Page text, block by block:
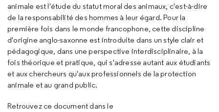
animale est l'étude du statut moral des animaux, c'est-à-dire
de la responsabilité des hommes à leur égard. Pour la
première fois dans le monde francophone, cette discipline
d'origine anglo-saxonne est introduite dans un style clair et
pédagogique, dans une perspective interdisciplinaire, à la
fois théorique et pratique, qui s'adresse autant aux étudiants
et aux chercheurs qu'aux professionnels de la protection
animale et au grand public.
Retrouvez ce document dans le